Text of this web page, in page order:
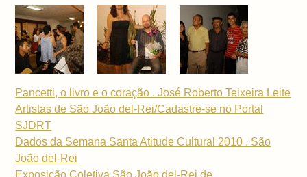
Pancetti, o livro e o coração . José Roberto Teixeira Leite
Artistas de São João del-Rei/Cadastre-se no Portal
SJDRT
Dados da Semana Santa Atitude Cultural 2010 . São
João del-Rei